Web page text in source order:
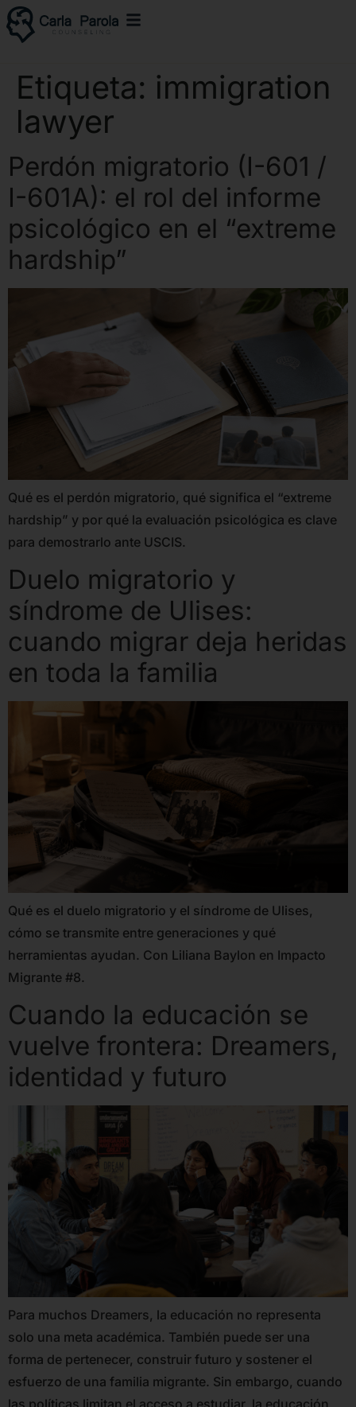
Etiqueta: immigration
lawyer
Perdón migratorio (I-601 /
I-601A): el rol del informe
psicológico en el “extreme
hardship”
Qué es el perdón migratorio, qué significa el “extreme
hardship” y por qué la evaluación psicológica es clave
para demostrarlo ante USCIS.
Duelo migratorio y
síndrome de Ulises:
cuando migrar deja heridas
en toda la familia
Qué es el duelo migratorio y el síndrome de Ulises,
cómo se transmite entre generaciones y qué
herramientas ayudan. Con Liliana Baylon en Impacto
Migrante #8.
Cuando la educación se
vuelve frontera: Dreamers,
identidad y futuro
Para muchos Dreamers, la educación no representa
solo una meta académica. También puede ser una
forma de pertenecer, construir futuro y sostener el
esfuerzo de una familia migrante. Sin embargo, cuando
las políticas limitan el acceso a estudiar, la educación